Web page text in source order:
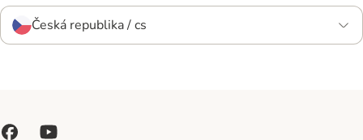
Česká republika / cs